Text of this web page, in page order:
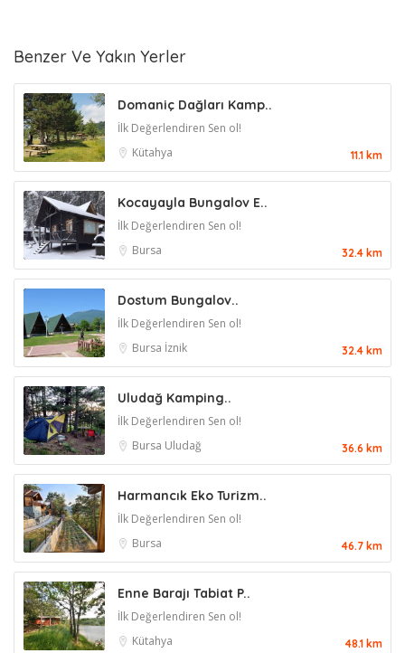
Benzer Ve Yakın Yerler
Domaniç Dağları Kamp..
İlk Değerlendiren Sen ol!
Kütahya
11.1 km
Kocayayla Bungalov E..
İlk Değerlendiren Sen ol!
Bursa
32.4 km
Dostum Bungalov..
İlk Değerlendiren Sen ol!
Bursa İznik 32.4 km
Uludağ Kamping..
İlk Değerlendiren Sen ol!
Bursa Uludağ 36.6 km
Harmancık Eko Turizm..
İlk Değerlendiren Sen ol!
Bursa
46.7 km
Enne Barajı Tabiat P..
İlk Değerlendiren Sen ol!
Kütahya
48.1 km